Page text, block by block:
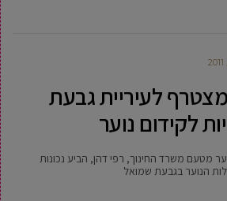
לעיריית גבעת
לקידום נוער
מטעם משרד החינוך, רפי דהן, הביע נכונות
הנוער בגבעת שמואל